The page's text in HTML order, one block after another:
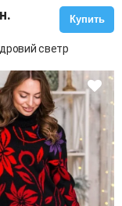
Купить
светр